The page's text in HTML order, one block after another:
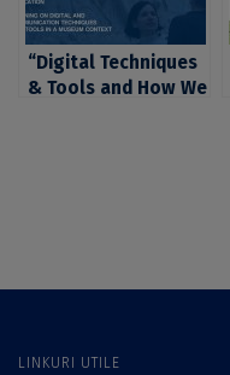
“Digital Techniques
& Tools and How We
din cadrul ICUB
LINKURI UTILE